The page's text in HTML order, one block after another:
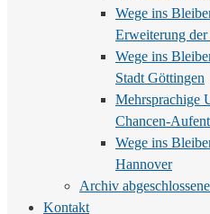
Wege ins
Erweiterung
Wege ins
Stadt Göttingen
Mehrsprachige
Chancen-
Wege ins
Hannover
Archiv
Kontakt